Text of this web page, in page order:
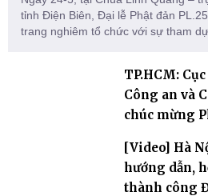
tỉnh Điện Biên, Đại lễ Phật đản
trang nghiêm tổ chức với sự tham
Ni cùng đông đảo Phật tử, nhân
TP.HCM:
Công an và
chúc mừng
[Video] Hà
hướng dẫn,
thành công